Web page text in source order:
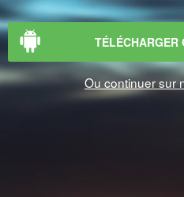
TÉLÉCHARGER
Ou continuer sur